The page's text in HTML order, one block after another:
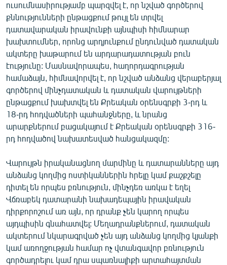
ուսումնասիրությամբ պարզվել է, որ նշված գործերով
քննությունների ընթացքում թույլ են տրվել
դատավարական իրավունքի այնպիսի հիմնարար
խախտումներ, որոնց արդյունքում ընդունված դատական
ակտերը խաթարում են արդարադատության բուն
էությունը: Մասնավորապես, հաղորդագրության
համաձայն, հիմնավորվել է, որ նշված անձանց վերաբերյալ
գործերով մինչդատական և դատական վարույթների
ընթացքում խախտվել են Քրեական օրենսգրքի 3-րդ և
18-րդ հոդվածների պահանջները, և նրանց
արարքներում բացակայում է Քրեական օրենսգրքի 316-
րդ հոդվածով նախատեսված հանցակազմը:
Վարույթն իրականացնող մարմինը և դատարանները այդ
անձանց կողմից ոստիկաններին հրելը կամ քաշքշելը
դիտել են որպես բռնություն, մինչդեռ առկա է եղել
Վճռաբեկ դատարանի նախադեպային իրավական
դիրքորոշում առ այն, որ դրանք չեն կարող որպես
այդպիսին գնահատվել: Մեղադրանքներում, դատական
ակտերում նկարագրված չեն այդ անձանց կողմից կյանքի
կամ առողջության համար ոչ վտանգավոր բռնություն
գործադրելու կամ դրա սպառնալիքի արտահայտման